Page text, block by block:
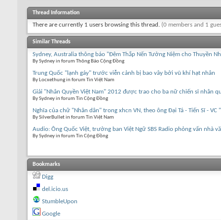
Thread Information
There are currently 1 users browsing this thread. (0 members and 1
Similar Threads
Sydney, Australia thông báo "Đêm Thắp Nến Tưởng Niệm cho Thuyền
By Sydney in forum Thông Báo Cộng Đồng
Trung Quốc "lạnh gáy" trước viễn cảnh bị bao vây bởi vũ khí hạt nhân
By Locxethung in forum Tin Việt Nam
Giải "Nhân Quyền Việt Nam" 2012 được trao cho ba nữ chiến sĩ nhân
By Sydney in forum Tin Cộng Đồng
Nghĩa của chữ "Nhân dân" trong xhcn VN, theo ông Đại Tá - Tiến Sĩ - VC
By SilverBullet in forum Tin Việt Nam
Audio: Ông Quốc Việt, trưởng ban Việt Ngữ SBS Radio phỏng vấn nhà
By Sydney in forum Tin Cộng Đồng
Bookmarks
Digg
del.icio.us
StumbleUpon
Google